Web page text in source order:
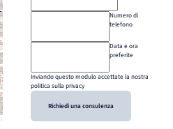
Numero di
telefono
Data e ora
preferite
Inviando questo modulo accettate la nostra
politica sulla privacy
Richiedi una consulenza